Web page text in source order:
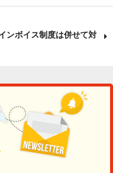
ンボイス制度は併せて対